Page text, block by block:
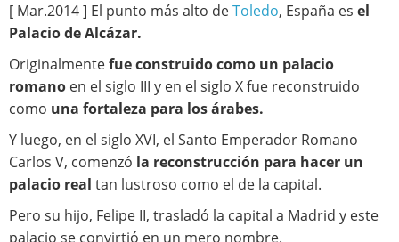
[ Mar.2014 ] El punto más alto deToledo, España es el
Palacio de Alcázar.
Originalmentefue construido como un palacio
romano en el siglo III y en el siglo X fue reconstruido
como una fortaleza para los árabes.
Y luego, en el siglo XVI, el Santo Emperador Romano
Carlos V, comenzó la reconstrucción para hacer un
palacio real tan lustroso como el de la capital.
Pero su hijo, Felipe II, trasladó la capital a Madrid y este
palacio se convirtió en un mero nombre.